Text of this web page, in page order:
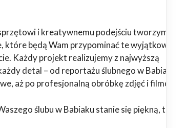
i kreatywnemu podejściu tworzymy
będą Wam przypominać te wyjątkowe
Każdy projekt realizujemy z najwyższą
detal – od reportażu ślubnego w Babiaku,
aż po profesjonalną obróbkę zdjęć i filmów.
ślubu w Babiaku stanie się piękną,